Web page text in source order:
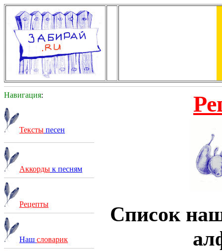
Навигация:
Тексты песен
Аккорды к песням
Рецепты
Наш словарик
Список